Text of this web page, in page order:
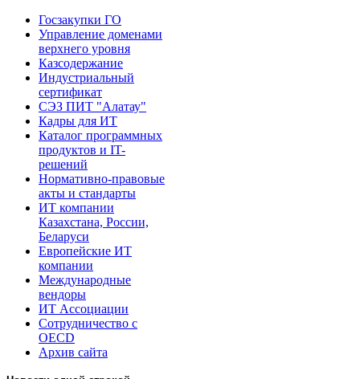
Госзакупки ГО
Управление доменами
верхнего уровня
Казсодержание
Индустриальный
сертификат
СЭЗ ПИТ "Алатау"
Кадры для ИТ
Каталог программных
продуктов и IT-
решений
Нормативно-правовые
акты и стандарты
ИТ компании
Казахстана, России,
Беларуси
Европейские ИТ
компании
Международные
вендоры
ИТ Ассоциации
Сотрудничество с
OECD
Архив сайта